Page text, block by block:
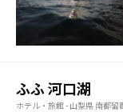
ふふ 河口湖
ホテル・旅館 - 山梨県 南都留